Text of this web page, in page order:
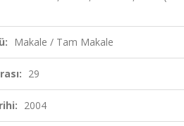
Makale / Tam Makale
29
2004